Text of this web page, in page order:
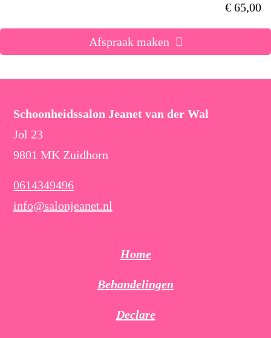
€ 65,00
Afspraak maken
Schoonheidssalon Jeanet van der Wal
Jol 23
9801 MK Zuidhorn
0614349496
info@salonjeanet.nl
Home
Behandelingen
Declare